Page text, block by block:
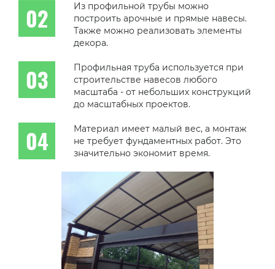
Из профильной трубы можно
построить арочные и прямые навесы.
Также можно реализовать элементы
декора.
Профильная труба используется при
строительстве навесов любого
масштаба - от небольших конструкций
до масштабных проектов.
Материал имеет малый вес, а монтаж
не требует фундаментных работ. Это
значительно экономит время.